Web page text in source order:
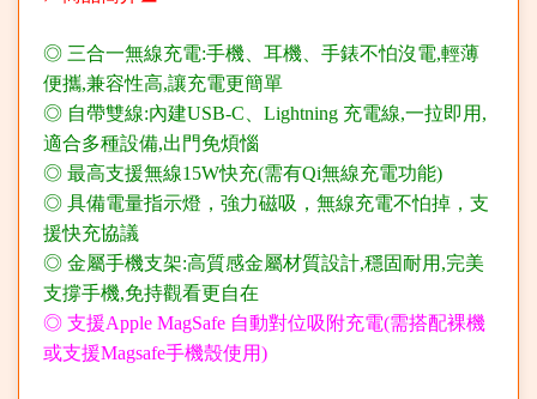
◎ 三合一無線充電:手機、耳機、手錶不怕沒電,輕薄
便攜,兼容性高,讓充電更簡單
◎ 自帶雙線:內建USB-C、Lightning 充電線,一拉即用,
適合多種設備,出門免煩惱
◎ 最高支援無線15W快充(需有Qi無線充電功能)
◎ 具備電量指示燈，強力磁吸，無線充電不怕掉，支
援快充協議
◎ 金屬手機支架:高質感金屬材質設計,穩固耐用,完美
支撐手機,免持觀看更自在
◎ 支援Apple MagSafe 自動對位吸附充電(需搭配裸機
或支援Magsafe手機殼使用)